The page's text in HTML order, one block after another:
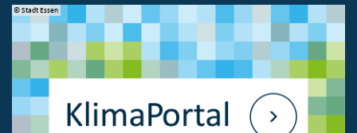
© Stadt Essen